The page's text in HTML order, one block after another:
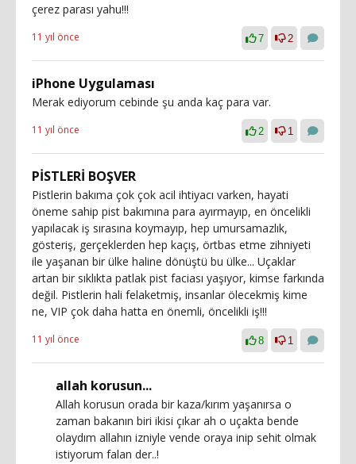
çerez parası yahu!!!
11 yıl önce 7 2
iPhone Uygulaması
Merak ediyorum cebinde şu anda kaç para var.
11 yıl önce 2 1
PİSTLERİ BOŞVER
Pistlerin bakıma çok çok acil ihtiyacı varken, hayati
öneme sahip pist bakımına para ayırmayıp, en öncelikli
yapılacak iş sırasına koymayıp, hep umursamazlık,
gösteriş, gerçeklerden hep kaçış, örtbas etme zihniyeti
ile yaşanan bir ülke haline dönüştü bu ülke... Uçaklar
artan bir sıklıkta patlak pist faciası yaşıyor, kimse farkında
değil. Pistlerin hali felaketmiş, insanlar ölecekmiş kime
ne, VIP çok daha hatta en önemli, öncelikli iş!!!
11 yıl önce 8 1
allah korusun...
Allah korusun orada bir kaza/kırım yaşanırsa o
zaman bakanın biri ikisi çıkar ah o uçakta bende
olaydım allahın izniyle vende oraya inip sehit olmak
istiyorum falan der..!